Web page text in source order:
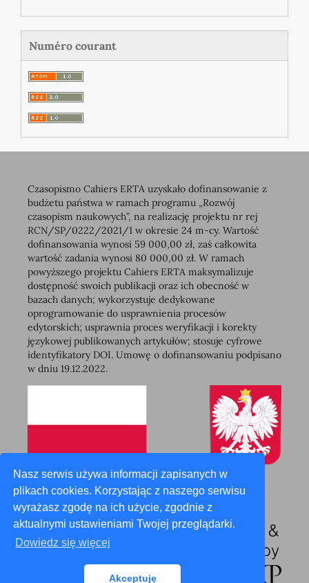
Nasz serwis używa informacji zapisanych w
plikach cookies. Korzystając z naszego serwisu
wyrażasz zgodę na ich użycie, zgodnie z
aktualnymi ustawieniami Twojej przeglądarki.
Dowiedz się więcej
Akceptuję
Numéro courant
Czasopismo Cahiers ERTA uzyskało dofinansowanie z
budżetu państwa w ramach programu „Rozwój
czasopism naukowych”, na realizację projektu nr rej
RCN/SP/0222/2021/1 w okresie 24 m-cy. Wartość
dofinansowania wynosi 59 000,00 zł, zaś całkowita
wartość zadania wynosi 80 000,00 zł. W ramach
powyższego projektu Cahiers ERTA maksymalizuje
dostępność swoich publikacji oraz ich obecność w
bazach danych; wykorzystuje dedykowane
oprogramowanie do usprawnienia procesów
edytorskich; usprawnia proces weryfikacji i korekty
językowej publikowanych artykułów; stosuje cyfrowe
identyfikatory DOI. Umowę o dofinansowaniu podpisano
w dniu 19.12.2022.